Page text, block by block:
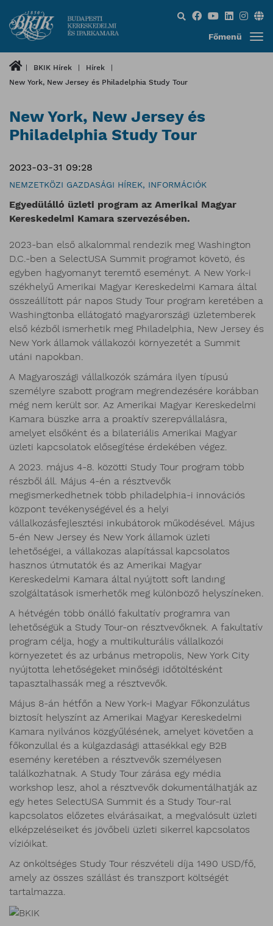
Keresés...
Főmenü
BKIK Hírek
Hírek
New York, New Jersey és Philadelphia Study Tour
New York, New Jersey és
Philadelphia Study Tour
2023-03-31 09:28
NEMZETKÖZI GAZDASÁGI HÍREK, INFORMÁCIÓK
Egyedülálló üzleti program az Amerikai Magyar
Kereskedelmi Kamara szervezésében.
2023-ban első alkalommal rendezik meg Washington
D.C.-ben a SelectUSA Summit programot követö, és
egyben hagyomanyt teremtő eseményt. A New York-i
székhelyű Amerikai Magyar Kereskedelmi Kamara által
összeállított pár napos Study Tour program keretében a
Washingtonba ellátogató magyarországi üzletemberek
első kézből ismerhetik meg Philadelphia, New Jersey és
New York államok vállakozói környezetét a Summit
utáni napokban.
A Magyaroszági vállalkozók számára ilyen típusú
személyre szabott program megrendezésére korábban
még nem került sor. Az Amerikai Magyar Kereskedelmi
Kamara büszke arra a proaktív szerepvállalásra,
amelyet elsőként és a bilateriális Amerikai Magyar
üzleti kapcsolatok elősegítése érdekében végez.
A 2023. május 4-8. közötti Study Tour program több
részből áll. Május 4-én a résztvevők
megismerkedhetnek több philadelphia-i innovációs
központ tevékenységével és a helyi
vállalkozásfejlesztési inkubátorok működésével. Május
5-én New Jersey és New York államok üzleti
lehetőségei, a vállakozas alapítással kapcsolatos
hasznos útmutatók és az Amerikai Magyar
Kereskedelmi Kamara által nyújtott soft landıng
szolgáltatások ismerhetők meg különböző helyszíneken.
A hétvégén több önálló fakultatív programra van
lehetőségük a Study Tour-on résztvevőknek. A fakultatív
program célja, hogy a multikulturális vállalkozói
környezetet és az urbánus metropolis, New York City
nyújtotta lehetőségeket minőségi időtöltésként
tapasztalhassák meg a résztvevők.
Május 8-án hétfőn a New York-i Magyar Főkonzulátus
biztosít helyszínt az Amerikai Magyar Kereskedelmi
Kamara nyilvános közgyűlésének, amelyet követően a
főkonzullal és a külgazdasági attasékkal egy B2B
esemény keretében a résztvevők személyesen
találkozhatnak. A Study Tour zárása egy média
workshop lesz, ahol a résztvevők dokumentálhatják az
egy hetes SelectUSA Summit és a Study Tour-ral
kapcsolatos előzetes elvárásaikat, a megvalósult üzleti
elképzeléseiket és jövőbeli üzleti sikerrel kapcsolatos
vízióikat.
Az önköltséges Study Tour részvételi díja 1490 USD/fő,
amely az összes szállást és transzport költségét
tartalmazza.